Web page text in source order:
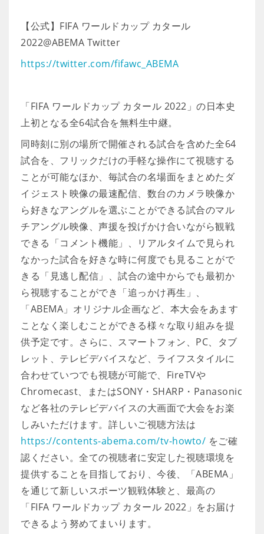
【公式】FIFA ワールドカップ カタール
2022@ABEMA Twitter
https://twitter.com/fifawc_ABEMA
「FIFA ワールドカップ カタール 2022」の日本史
上初となる全64試合を無料生中継。
同時刻に別の場所で開催される試合を含めた全64
試合を、フリックだけの手軽な操作にて視聴する
ことが可能なほか、毎試合の名場面をまとめたダ
イジェスト映像の最速配信、数台のカメラ映像か
ら好きなアングルを選ぶことができる試合のマル
チアングル映像、声援を投げかけ合いながら観戦
できる「コメント機能」、リアルタイムで見られ
なかった試合を好きな時に何度でも見ることがで
きる「見逃し配信」、試合の途中からでも最初か
ら視聴することができ「追っかけ再生」、
「ABEMA」オリジナル企画など、本大会をあます
ことなく楽しむことができる様々な取り組みを提
供予定です。さらに、スマートフォン、PC、タブ
レット、テレビデバイスなど、ライフスタイルに
合わせていつでも視聴が可能で、FireTVや
Chromecast、またはSONY・SHARP・Panasonic
など各社のテレビデバイスの大画面で大会をお楽
しみいただけます。詳しいご視聴方法は
https://contents-abema.com/tv-howto/ をご確
認ください。全ての視聴者に安定した視聴環境を
提供することを目指しており、今後、「ABEMA」
を通じて新しいスポーツ観戦体験と、最高の
「FIFA ワールドカップ カタール 2022」をお届け
できるよう努めてまいります。